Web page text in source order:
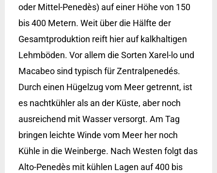
oder Mittel-Penedès) auf einer Höhe von 150
bis 400 Metern. Weit über die Hälfte der
Gesamtproduktion reift hier auf kalkhaltigen
Lehmböden. Vor allem die Sorten Xarel-lo und
Macabeo sind typisch für Zentralpenedés.
Durch einen Hügelzug vom Meer getrennt, ist
es nachtkühler als an der Küste, aber noch
ausreichend mit Wasser versorgt. Am Tag
bringen leichte Winde vom Meer her noch
Kühle in die Weinberge. Nach Westen folgt das
Alto-Penedès mit kühlen Lagen auf 400 bis